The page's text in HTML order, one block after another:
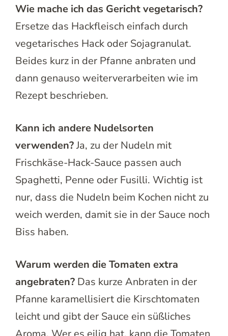
Wie mache ich das Gericht vegetarisch?
Ersetze das Hackfleisch einfach durch
vegetarisches Hack oder Sojagranulat.
Beides kurz in der Pfanne anbraten und
dann genauso weiterverarbeiten wie im
Rezept beschrieben.
Kann ich andere Nudelsorten
verwenden?Ja, zu der Nudeln mit
Frischkäse-Hack-Sauce passen auch
Spaghetti, Penne oder Fusilli. Wichtig ist
nur, dass die Nudeln beim Kochen nicht zu
weich werden, damit sie in der Sauce noch
Biss haben.
Warum werden die Tomaten extra
angebraten? Das kurze Anbraten in der
Pfanne karamellisiert die Kirschtomaten
leicht und gibt der Sauce ein süßliches